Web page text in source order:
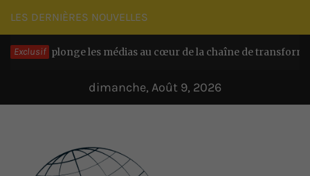
Passer
au
contenu
LES DERNIÈRES NOUVELLES
Exclusif
plonge les médias au cœur de la chaîne de transformation chez
dimanche, Août 9, 2026